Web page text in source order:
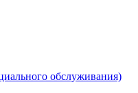
обслуживания)